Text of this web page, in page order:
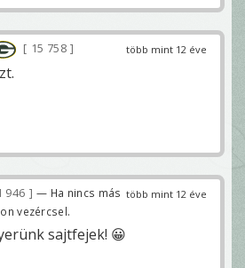
több mint 12 éve
15 758
több mint 12 éve
946
— Ha nincs más
vezércsel.
sajtfejek! 😀